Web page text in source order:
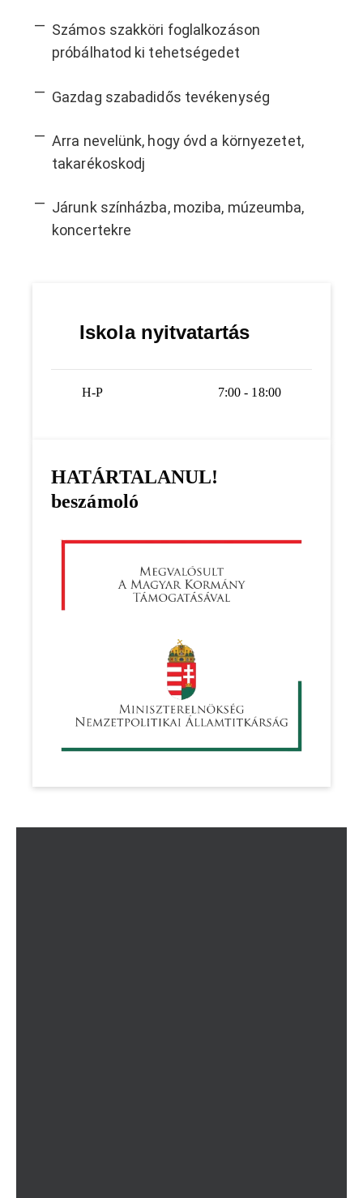
Számos szakköri foglalkozáson
próbálhatod ki tehetségedet
Gazdag szabadidős tevékenység
Arra nevelünk, hogy óvd a környezetet,
takarékoskodj
Járunk színházba, moziba, múzeumba,
koncertekre
Iskola nyitvatartás
H-P 7:00 - 18:00
HATÁRTALANUL!
beszámoló